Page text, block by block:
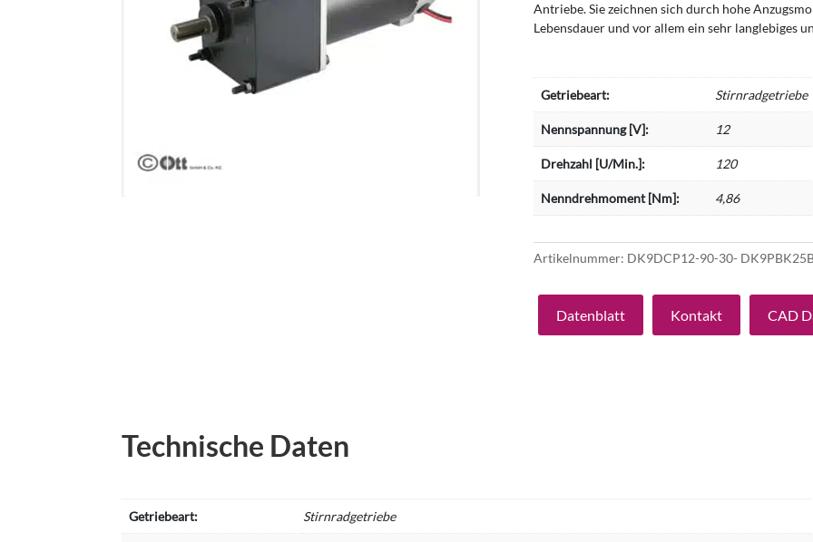
Antriebe. Sie zeichnen sich durch hohe
Lebensdauer und vor allem ein sehr langlebiges
Getriebeart: Stirnradgetriebe
Nennspannung [V]: 12
Drehzahl [U/Min.]: 120
Nenndrehmoment [Nm]: 4,86
Artikelnummer: DK9DCP12-90-30-
Datenblatt Kontakt CAD
Technische Daten
Getriebeart: Stirnradgetriebe